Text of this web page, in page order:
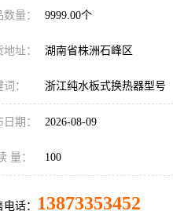
量： 9999.00个
址： 湖南省株洲石峰区
： 浙江纯水板式换热器型号
期： 2026-08-09
量： 100
话： 13873353452